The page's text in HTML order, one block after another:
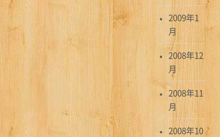
2009年1
月
2008年12
月
2008年11
月
2008年10